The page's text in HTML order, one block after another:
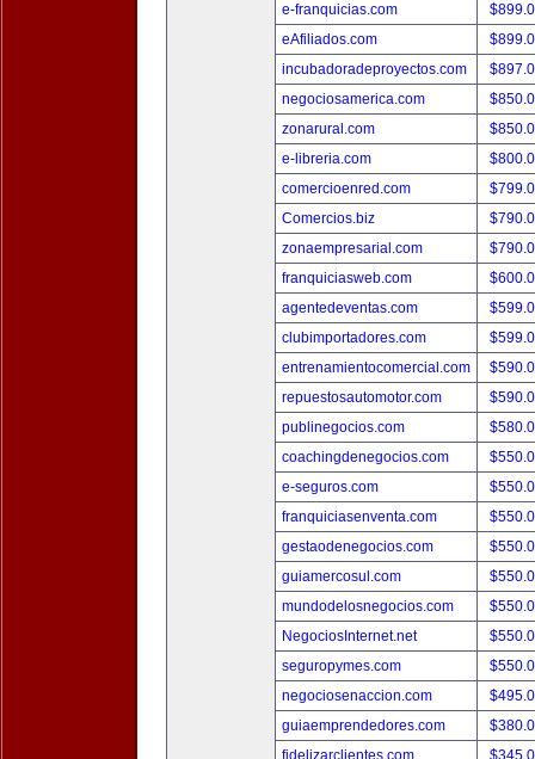
e-franquicias.com
eAfiliados.com
incubadoradeproyectos.com
negociosamerica.com
zonarural.com
e-libreria.com
comercioenred.com
Comercios.biz
zonaempresarial.com
franquiciasweb.com
agentedeventas.com
clubimportadores.com
entrenamientocomercial.com
repuestosautomotor.com
publinegocios.com
coachingdenegocios.com
e-seguros.com
franquiciasenventa.com
gestaodenegocios.com
guiamercosul.com
mundodelosnegocios.com
NegociosInternet.net
seguropymes.com
negociosenaccion.com
guiaemprendedores.com
fidelizarclientes.com